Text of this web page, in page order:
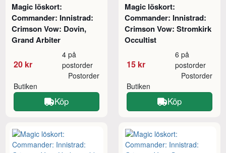
Magic löskort:
Commander: Innistrad:
Crimson Vow: Dovin,
Grand Arbiter
20 kr
4 på
postorder
Butiken
Postorder
Köp
Magic löskort:
Commander: Innistrad:
Crimson Vow: Stromkirk
Occultist
15 kr
6 på
postorder
Butiken
Postorder
Köp